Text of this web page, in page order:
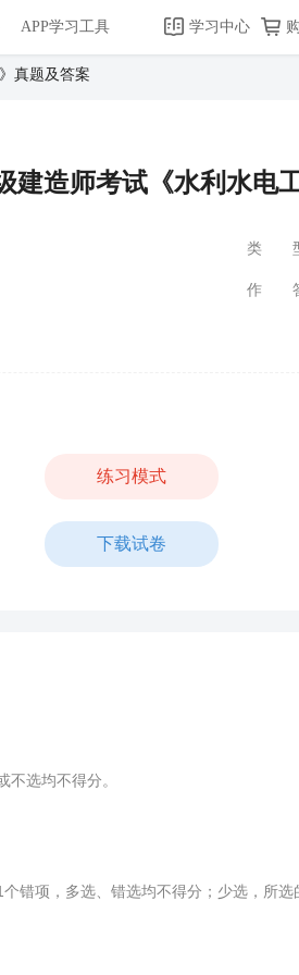
APP学习工具 学习中心
真题及答案
建造师考试《水利水电
类
作
练习模式
下载试卷
选均不得分。
错项，多选、错选均不得分；少选，所选